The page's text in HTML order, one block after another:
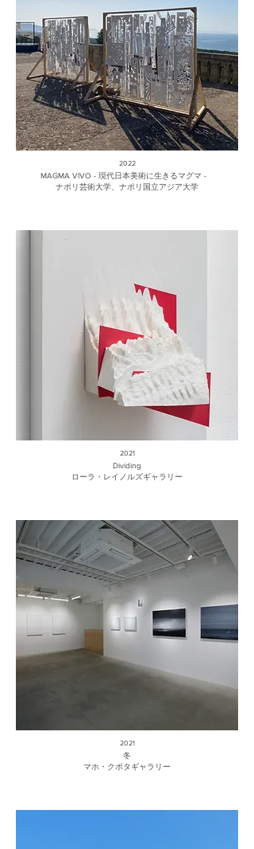
2022
MAGMA VIVO - 現代日本美術に生きるマグマ -
ナポリ芸術大学、ナポリ国立アジア大学
2021
Dividing
ローラ・レイノルズギャラリー
2021
冬
マホ・クボタギャラリー